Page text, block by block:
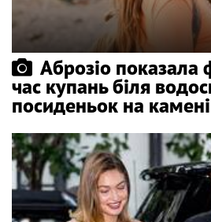
Аброзіо показала
час купань біля
посиденьок на камені